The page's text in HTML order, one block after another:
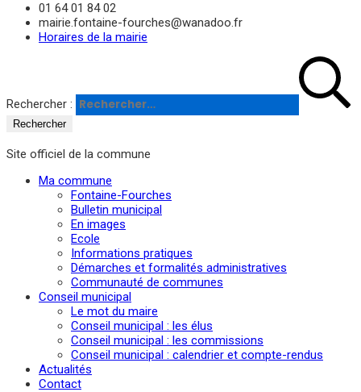
01 64 01 84 02
mairie.fontaine-fourches@wanadoo.fr
Horaires de la mairie
Rechercher :
Site officiel de la commune
Ma commune
Fontaine-Fourches
Bulletin municipal
En images
Ecole
Informations pratiques
Démarches et formalités administratives
Communauté de communes
Conseil municipal
Le mot du maire
Conseil municipal : les élus
Conseil municipal : les commissions
Conseil municipal : calendrier et compte-rendus
Actualités
Contact